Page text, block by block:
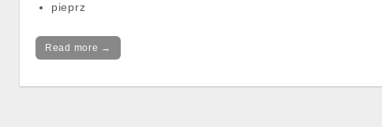
pieprz
Read more →